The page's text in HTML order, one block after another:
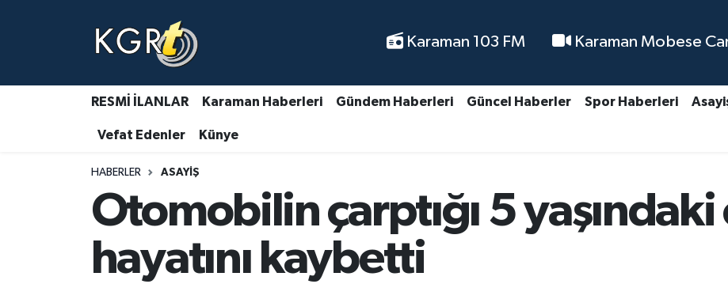
Karaman 103 FM Karaman Mobese
RESMİ İLANLAR Karaman Haberleri Gündem Haberleri Güncel Haberler Spor Haberleri
Vefat Edenler Künye
HABERLER ASAYIŞ
Otomobilin çarptığı 5 yaşındaki
hayatını kaybetti
Karaman Haberleri
Gündem Haberleri
Güncel Haberler
Asayiş Haberleri
Ulusal Haberler